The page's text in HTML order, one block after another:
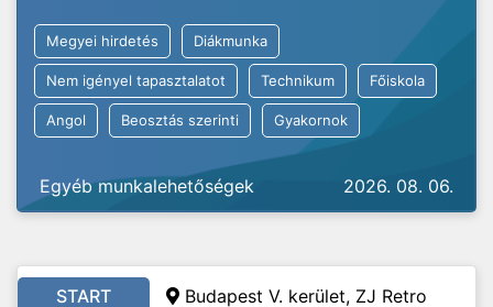
Megyei hirdetés Diákmunka
Nem igényel tapasztalatot Technikum Főiskola
Angol Beosztás szerinti Gyakornok
Egyéb munkalehetőségek 2026. 08. 06.
START Budapest V. kerület, ZJ Retro